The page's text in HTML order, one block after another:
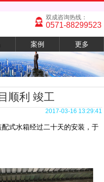
双成咨询热线：
0571-88299523
案例 更多
顺利 竣工
2017-03-16 13:29:41
经过二十天的安装，于